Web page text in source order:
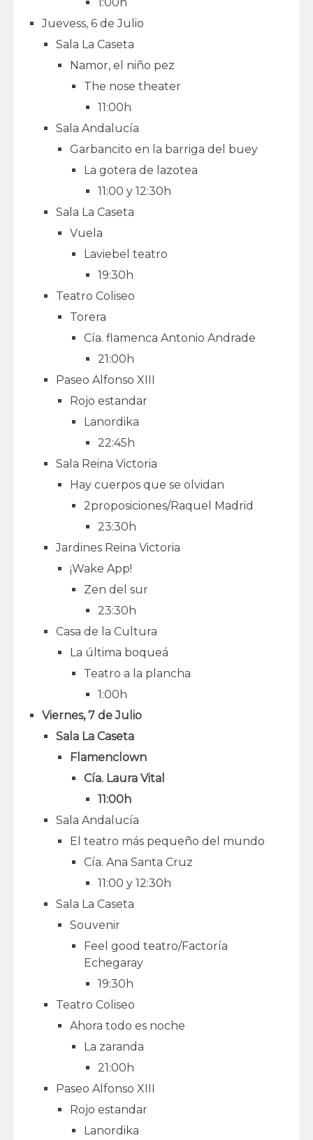
Juevess, 6 de Julio
Sala La Caseta
Namor, el niño pez
The nose theater
11:00h
Sala Andalucía
Garbancito en la barriga del buey
La gotera de lazotea
11:00 y 12:30h
Sala La Caseta
Vuela
Laviebel teatro
19:30h
Teatro Coliseo
Torera
Cía. flamenca Antonio Andrade
21:00h
Paseo Alfonso XIII
Rojo estandar
Lanordika
22:45h
Sala Reina Victoria
Hay cuerpos que se olvidan
2proposiciones/Raquel Madrid
23:30h
Jardines Reina Victoria
¡Wake App!
Zen del sur
23:30h
Casa de la Cultura
La última boqueá
Teatro a la plancha
1:00h
Viernes, 7 de Julio
Sala La Caseta
Flamenclown
Cía. Laura Vital
11:00h
Sala Andalucía
El teatro más pequeño del mundo
Cía. Ana Santa Cruz
11:00 y 12:30h
Sala La Caseta
Souvenir
Feel good teatro/Factoría
Echegaray
19:30h
Teatro Coliseo
Ahora todo es noche
La zaranda
21:00h
Paseo Alfonso XIII
Rojo estandar
Lanordika